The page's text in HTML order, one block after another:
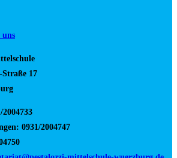
uns
17
2004733
0931/2004747